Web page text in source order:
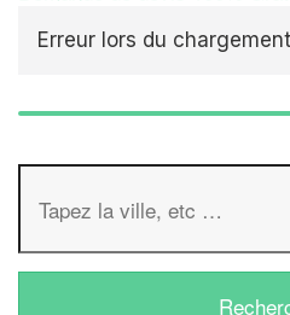
Erreur lors du